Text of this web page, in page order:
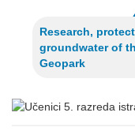
Research,
groundwater of
Geopark